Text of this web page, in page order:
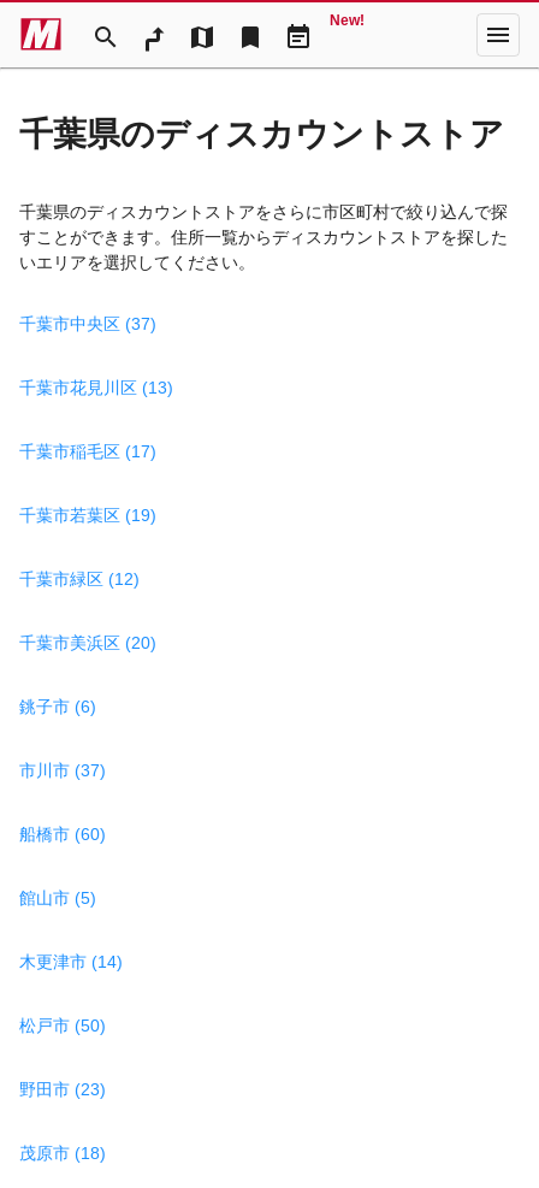
search map bookmark event_note
New! menu
千葉県のディスカウントストア
千葉県のディスカウントストアをさらに市区町村で絞り込んで探
すことができます。住所一覧からディスカウントストアを探した
いエリアを選択してください。
千葉市中央区 (37)
千葉市花見川区 (13)
千葉市稲毛区 (17)
千葉市若葉区 (19)
千葉市緑区 (12)
千葉市美浜区 (20)
銚子市 (6)
市川市 (37)
船橋市 (60)
館山市 (5)
木更津市 (14)
松戸市 (50)
野田市 (23)
茂原市 (18)